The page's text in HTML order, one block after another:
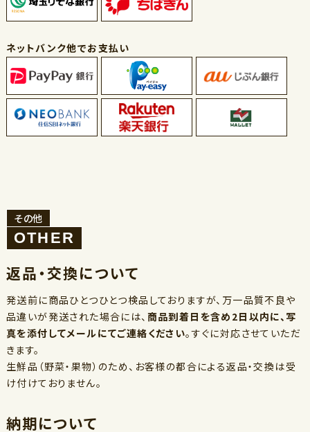
ネットバンク他でお支払い
その他
返品・交換について
発送前に商品ひとつひとつ検品しておりますが、万一品質不良や
品違いが発送された場合には、 商品到着日を含め2日以内に、写
真を添付してメールにてご連絡ください。すぐに対応させていただ
きます。
生鮮品（野菜・果物）のため、お客様の都合による返品・交換は受
け付けておりません。
納期について